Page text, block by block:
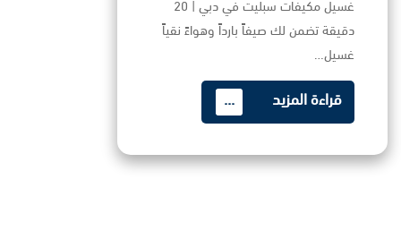
غسيل مكيفات سبليت في دبي | 20
دقيقة تضمن لك صيفاً بارداً وهواءً نقياً
غسيل…
قراءة المزيد ...